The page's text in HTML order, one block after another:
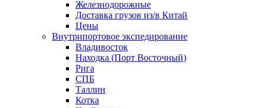
Железнодорожные
Доставка грузов из/в Китай
Цены
Внутрипортовое экспедирование
Владивосток
Находка (Порт Восточный)
Рига
СПБ
Таллин
Котка